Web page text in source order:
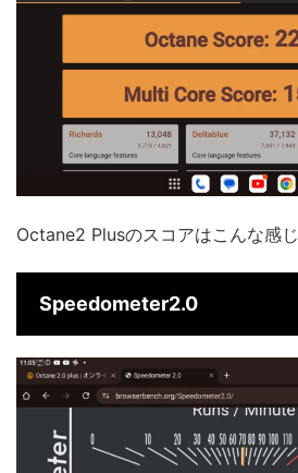
Octane2 Plusのスコアはこんな感じ
Speedometer2.0